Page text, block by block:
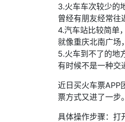
3.火车车次较少的
曾经有朋友经常往
4.汽车站比较简单
就像重庆北南广场
5.火车到不了的地
有时候不是一种交
近日买火车票APP
票方式又进了一步。
具体操作步骤：